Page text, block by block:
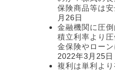
保険商品等は安
月26日
金融機関に圧倒
積立利率より
金保険やローン
2022年3月25日
複利は単利よ